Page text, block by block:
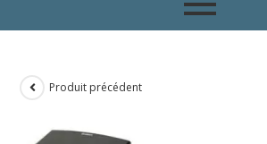
Produit précédent